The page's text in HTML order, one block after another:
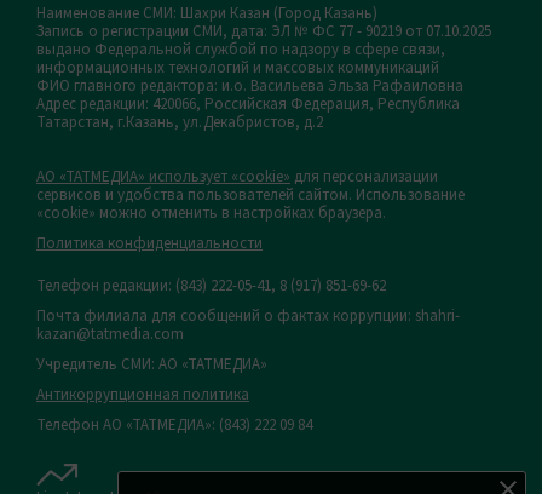
Наименование СМИ: Шахри Казан (Город Казань)
Запись о регистрации СМИ, дата: ЭЛ № ФС 77 - 90219 от 07.10.2025
выдано Федеральной службой по надзору в сфере связи,
информационных технологий и массовых коммуникаций
ФИО главного редактора: и.о. Васильева Эльза Рафаиловна
Адрес редакции: 420066, Российская Федерация, Республика
Татарстан, г.Казань, ул.Декабристов, д.2
АО «ТАТМЕДИА» использует «cookie» для персонализации
сервисов и удобства пользователей сайтом. Использование
«cookie» можно отменить в настройках браузера.
Политика конфиденциальности
Телефон редакции: (843) 222-05-41, 8 (917) 851-69-62
Почта филиала для сообщений о фактах коррупции: shahri-
kazan@tatmedia.com
Учредитель СМИ: АО «ТАТМЕДИА»
Антикоррупционная политика
Телефон АО «ТАТМЕДИА»: (843) 222 09 84